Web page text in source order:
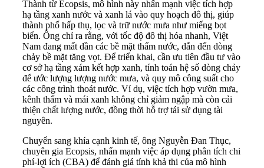
Thành từ Ecopsis, mô hình này nhấn mạnh việc tích hợp
hạ tầng xanh nước và xanh lá vào quy hoạch đô thị, giúp
thành phố hấp thụ, lọc và trữ nước mưa như miếng bọt
biển. Ông chỉ ra rằng, với tốc độ đô thị hóa nhanh, Việt
Nam đang mất dần các bề mặt thấm nước, dẫn đến dòng
chảy bề mặt tăng vọt. Để triển khai, cần ưu tiên đầu tư vào
cơ sở hạ tầng xám kết hợp xanh, tính toán hệ số dòng chảy
để ước lượng lượng nước mưa, và quy mô công suất cho
các công trình thoát nước. Ví dụ, việc tích hợp vườn mưa,
kênh thấm và mái xanh không chỉ giảm ngập mà còn cải
thiện chất lượng nước, đồng thời hỗ trợ tái sử dụng tài
nguyên.
Chuyển sang khía cạnh kinh tế, ông Nguyễn Đan Thục,
chuyên gia Ecopsis, nhấn mạnh việc áp dụng phân tích chi
phí-lợi ích (CBA) để đánh giá tính khả thi của mô hình